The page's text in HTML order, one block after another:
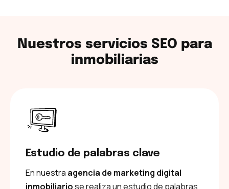
Nuestros servicios SEO para
inmobiliarias
Estudio de palabras clave
En nuestra agencia de marketing digital
inmobiliariose realiza un estudio de palabras